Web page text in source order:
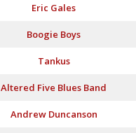
Eric Gales
Boogie Boys
Tankus
Altered Five Blues Band
Andrew Duncanson